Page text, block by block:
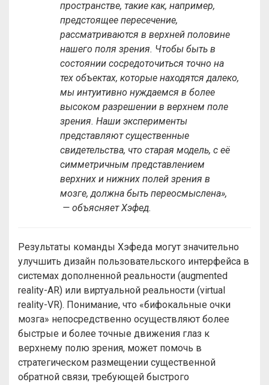
пространстве, такие как, например,
предстоящее пересечение,
рассматриваются в верхней половине
нашего поля зрения. Чтобы быть в
состоянии сосредоточиться точно на
тех объектах, которые находятся далеко,
мы интуитивно нуждаемся в более
высоком разрешении в верхнем поле
зрения. Наши эксперименты
представляют существенные
свидетельства, что старая модель, с её
симметричным представлением
верхних и нижних полей зрения в
мозге, должна быть переосмыслена»,
— объясняет Хэфед.
Результаты команды Хэфеда могут значительно
улучшить дизайн пользовательского интерфейса в
системах дополненной реальности (augmented
reality-AR) или виртуальной реальности (virtual
reality-VR). Понимание, что «бифокальные очки
мозга» непосредственно осуществляют более
быстрые и более точные движения глаз к
верхнему полю зрения, может помочь в
стратегическом размещении существенной
обратной связи, требующей быстрого